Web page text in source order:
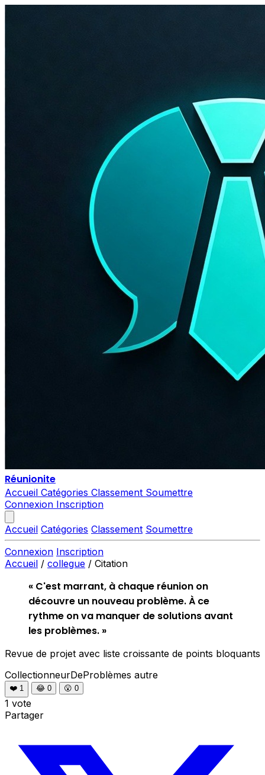
Réunionite
Accueil Catégories Classement Soumettre
Connexion Inscription
Accueil Catégories Classement Soumettre
Connexion Inscription
Accueil / collegue / Citation
« C'est marrant, à chaque réunion on
découvre un nouveau problème. À ce
rythme on va manquer de solutions avant
les problèmes. »
Revue de projet avec liste croissante de points bloquants
CollectionneurDeProblèmes autre
❤️ 1 😂 0 😮 0
1 vote
Partager